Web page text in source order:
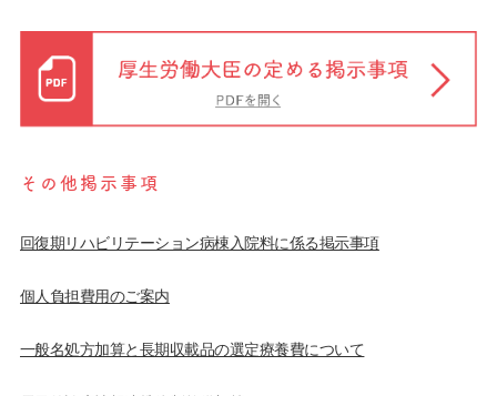
その他掲示事項
回復期リハビリテーション病棟入院料に係る掲示事項
個人負担費用のご案内
一般名処方加算と長期収載品の選定療養費について